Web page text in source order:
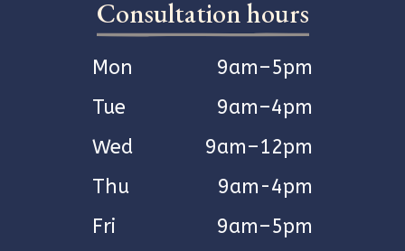
Consultation hours
Mon
9am–5pm
Tue
9am–4pm
Wed
9am–12pm
Thu
9am-4pm
Fri
9am–5pm